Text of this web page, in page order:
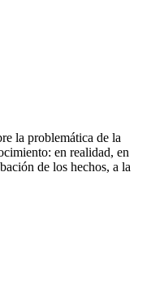
la problemática de la
en realidad, en
de los hechos, a la